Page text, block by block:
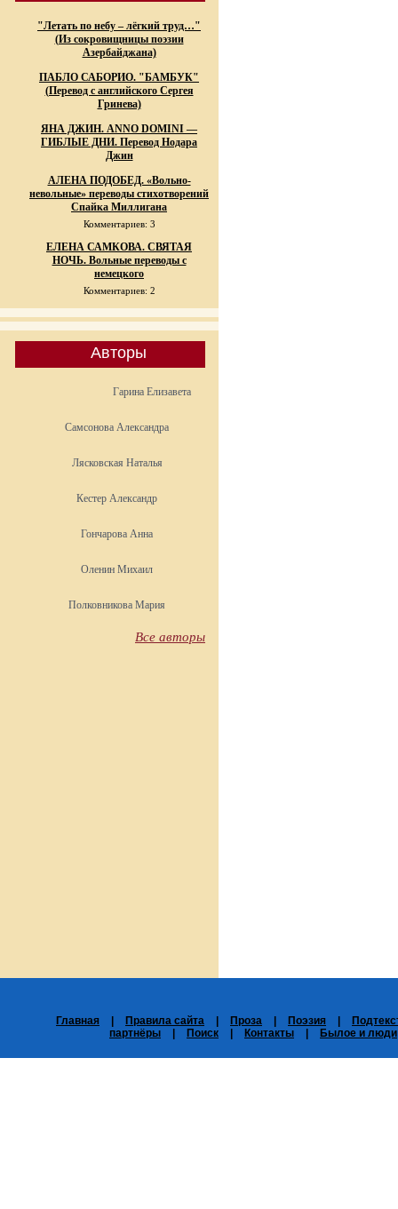
"Летать по небу – лёгкий труд…"
(Из сокровищницы поэзии
Азербайджана)
ПАБЛО САБОРИО. "БАМБУК"
(Перевод с английского Сергея
Гринева)
ЯНА ДЖИН. ANNO DOMINI —
ГИБЛЫЕ ДНИ. Перевод Нодара
Джин
АЛЕНА ПОДОБЕД. «Вольно-
невольные» переводы стихотворений
Спайка Миллигана
Комментариев: 3
ЕЛЕНА САМКОВА. СВЯТАЯ
НОЧЬ. Вольные переводы с
немецкого
Комментариев: 2
Авторы
Гарина Елизавета
Самсонова Александра
Лясковская Наталья
Кестер Александр
Гончарова Анна
Оленин Михаил
Полковникова Мария
Все авторы
Главная Правила сайта Проза Поэзия
партнёры
Поиск Контакты Былое и люди